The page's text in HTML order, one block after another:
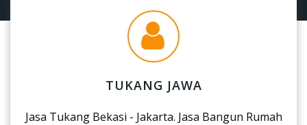
TUKANG JAWA
Jasa Tukang Bekasi - Jakarta. Jasa Bangun Rumah